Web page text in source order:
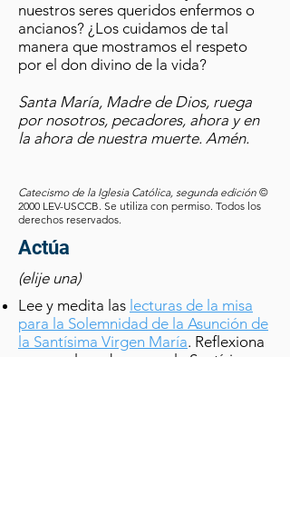
nuestros seres queridos enfermos o
ancianos? ¿Los cuidamos de tal
manera que mostramos el respeto
por el don divino de la vida?
Santa María, Madre de Dios, ruega
por nosotros, pecadores, ahora y en
la ahora de nuestra muerte. Amén.
Catecismo de la Iglesia Católica, segunda edición ©
2000 LEV-USCCB. Se utiliza con permiso. Todos los
derechos reservados.
Actúa
(elije una)
Lee y medita las lecturas de la misa
para la Solemnidad de la Asunción de
la Santísima Virgen María. Reflexiona
acerca el modo en que la Santísima